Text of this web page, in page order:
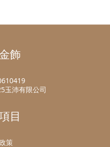
飾
玉沛有限公司
目
策